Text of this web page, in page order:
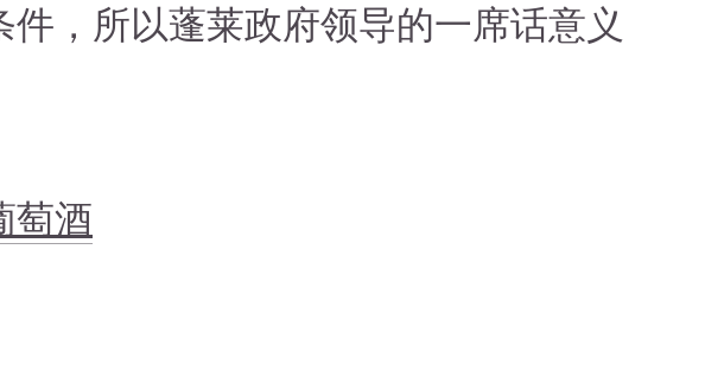
，所以蓬莱政府领导的一席话意义
萄酒